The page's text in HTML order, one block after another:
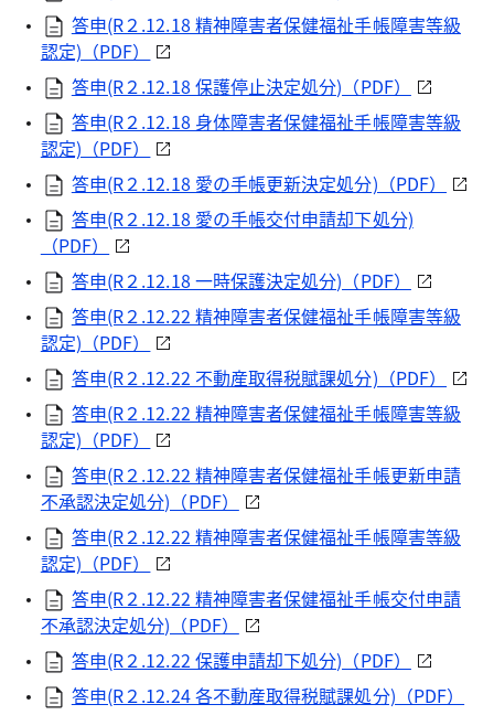
答申(R２.12.18 精神障害者保健福祉手帳障害等級
認定)（PDF）
答申(R２.12.18 保護停止決定処分)（PDF）
答申(R２.12.18 身体障害者保健福祉手帳障害等級
認定)（PDF）
答申(R２.12.18 愛の手帳更新決定処分)（PDF）
答申(R２.12.18 愛の手帳交付申請却下処分)
（PDF）
答申(R２.12.18 一時保護決定処分)（PDF）
答申(R２.12.22 精神障害者保健福祉手帳障害等級
認定)（PDF）
答申(R２.12.22 不動産取得税賦課処分)（PDF）
答申(R２.12.22 精神障害者保健福祉手帳障害等級
認定)（PDF）
答申(R２.12.22 精神障害者保健福祉手帳更新申請
不承認決定処分)（PDF）
答申(R２.12.22 精神障害者保健福祉手帳障害等級
認定)（PDF）
答申(R２.12.22 精神障害者保健福祉手帳交付申請
不承認決定処分)（PDF）
答申(R２.12.22 保護申請却下処分)（PDF）
答申(R２.12.24 各不動産取得税賦課処分)（PDF）